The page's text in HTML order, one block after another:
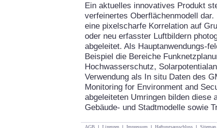
Ein aktuelles innovatives Produkt
verfeinertes Oberflächenmodell
eine pixelscharfe Korrelation auf
oder neu erfasster Luftbildern
abgeleitet. Als Hauptanwendungs-
Beispiel die Bereiche
Hochwasserschutz,
Verwendung als In situ Daten des
Monitoring for Environment and
abgeleiteten Umringen bilden diese
Gebäude- und Stadtmodelle sowie
AGB | Lizenzen | Impressum | Haftungsausschluss | Sitemap